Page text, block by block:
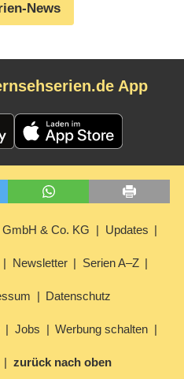
News
App
& Co. KG Updates
Newsletter Serien A–Z
Datenschutz
Jobs Werbung schalten
zurück nach oben